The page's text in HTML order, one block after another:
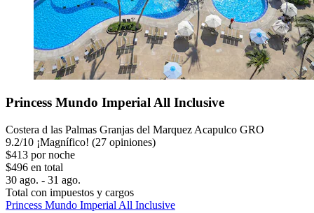
Princess Mundo Imperial All Inclusive
Costera d las Palmas Granjas del Marquez Acapulco GRO
9.2/10 ¡Magnífico! (27 opiniones)
$413 por noche
$496 en total
30 ago. - 31 ago.
Total con impuestos y cargos
Princess Mundo Imperial All Inclusive